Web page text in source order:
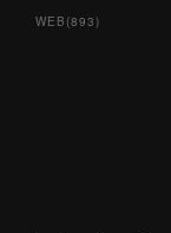
WEB (893)